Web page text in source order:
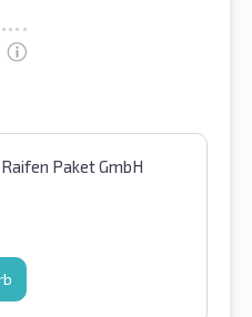
Paket GmbH